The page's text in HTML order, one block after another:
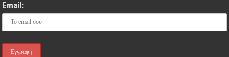
Email: